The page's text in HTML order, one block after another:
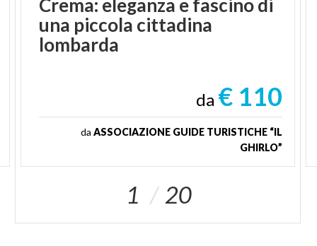
Crema: eleganza e fascino di
una piccola cittadina
lombarda
da € 110
da ASSOCIAZIONE GUIDE TURISTICHE “IL
GHIRLO”
1 20